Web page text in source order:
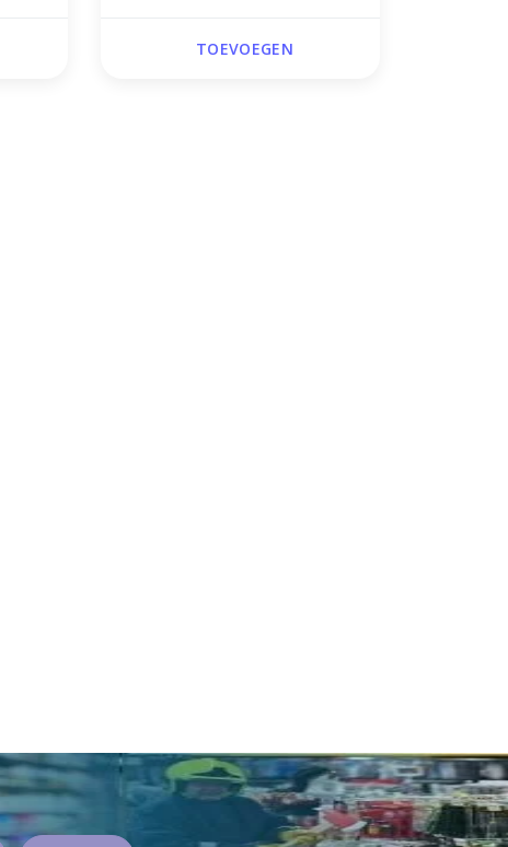
TOEVOEGEN